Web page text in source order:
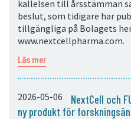
kallelsen till årsstämman
beslut, som tidigare har
tillgängliga på Bolagets
www.nextcellpharma.com.
Läs mer
2026-05-06
NextCell och
ny produkt för